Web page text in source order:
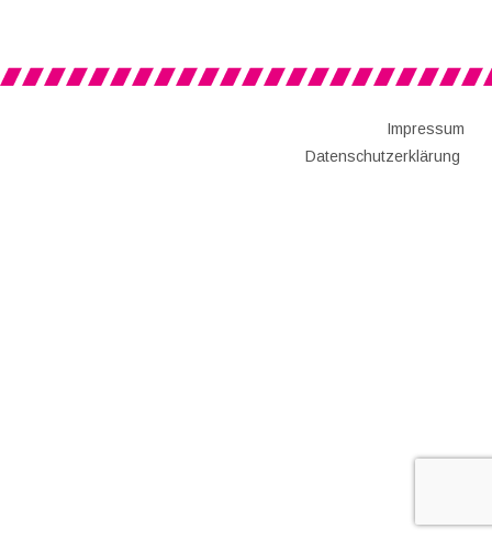
Impressum
Datenschutzerklärung